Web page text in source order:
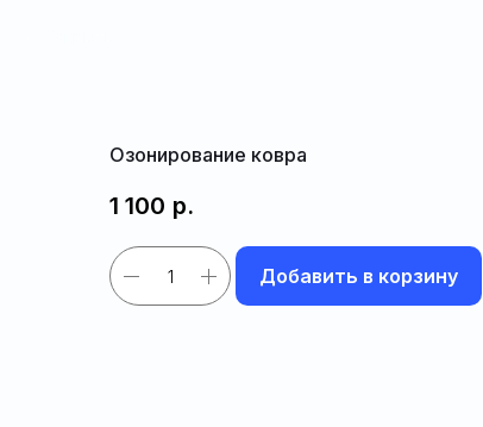
Озонирование ковра
1 100 р.
Добавить в корзину